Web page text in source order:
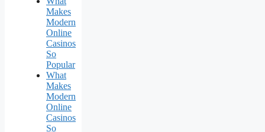
Makes
Modern
Online
Casinos
So
Popular
What
Makes
Modern
Online
Casinos
So